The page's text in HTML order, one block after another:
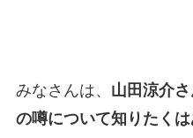
みなさんは、 山田涼介
の噂について知りたく